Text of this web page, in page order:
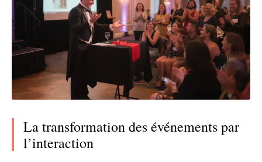
La transformation des événements par
l’interaction